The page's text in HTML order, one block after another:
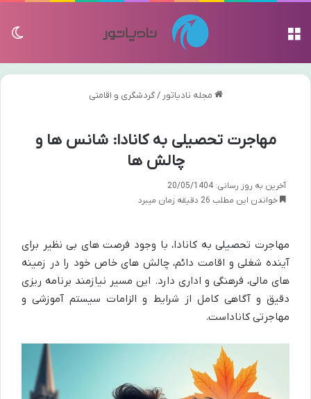
مجله نادیاتور / گردشگری و اقامتی
مهاجرت تحصیلی به کانادا: شانس ها و
چالش ها
آخرین به روز رسانی: 20/05/1404
خواندن این مطلب 26 دقیقه زمان میبرد
مهاجرت تحصیلی به کانادا، با وجود فرصت های بی نظیر برای
آینده شغلی و اقامت دائم، چالش های خاص خود را در زمینه
های مالی، فرهنگی و اداری دارد. این مسیر نیازمند برنامه ریزی
دقیق و آگاهی کامل از شرایط و الزامات سیستم آموزشی و
مهاجرتی کاناداست.